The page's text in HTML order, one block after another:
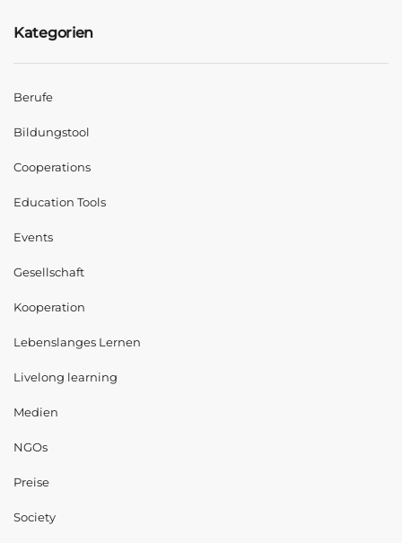
Kategorien
Berufe
Bildungstool
Cooperations
Education Tools
Events
Gesellschaft
Kooperation
Lebenslanges Lernen
Livelong learning
Medien
NGOs
Preise
Society